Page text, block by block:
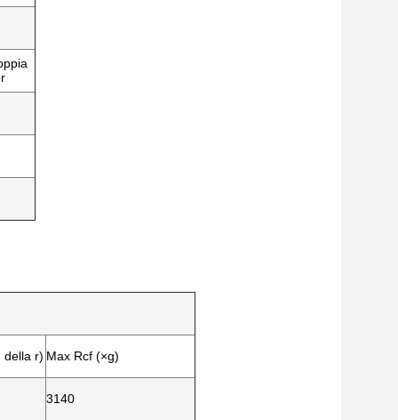
della r) Max Rcf (×g)
3140